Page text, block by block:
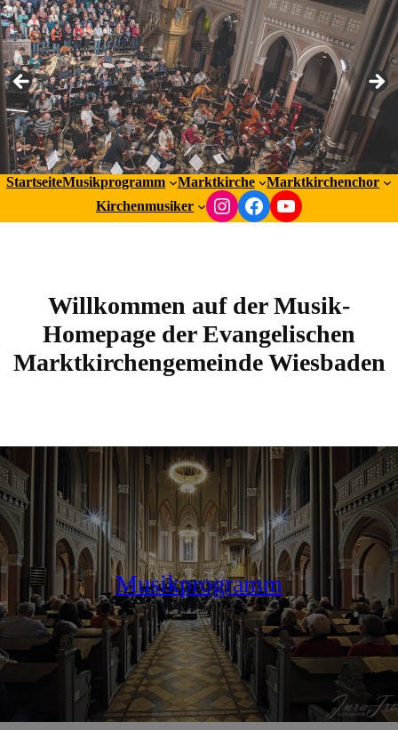
StartseiteMusikprogramm Marktkirche
Marktkirchenchor
Kirchenmusiker
Instagram
Facebook
YouTube
Willkommen auf der Musik-
Homepage der Evangelischen
Marktkirchengemeinde Wiesbaden
Musikprogramm